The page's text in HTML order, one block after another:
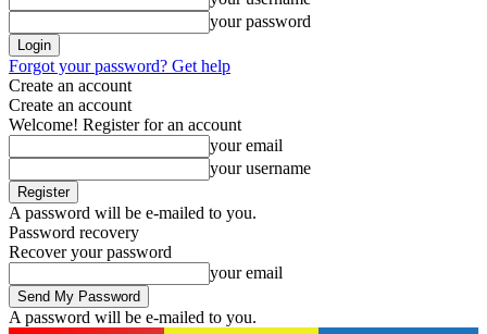
your password
Forgot your password? Get help
Create an account
Create an account
Welcome! Register for an account
your email
your username
A password will be e-mailed to you.
Password recovery
Recover your password
your email
A password will be e-mailed to you.